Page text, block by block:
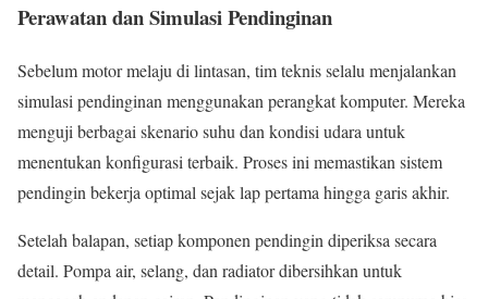
Perawatan dan Simulasi Pendinginan
Sebelum motor melaju di lintasan, tim teknis selalu menjalankan
simulasi pendinginan menggunakan perangkat komputer. Mereka
menguji berbagai skenario suhu dan kondisi udara untuk
menentukan konfigurasi terbaik. Proses ini memastikan sistem
pendingin bekerja optimal sejak lap pertama hingga garis akhir.
Setelah balapan, setiap komponen pendingin diperiksa secara
detail. Pompa air, selang, dan radiator dibersihkan untuk